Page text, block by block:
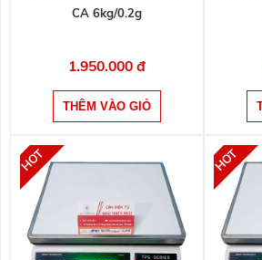
CA 6kg/0.2g
1.950.000 đ